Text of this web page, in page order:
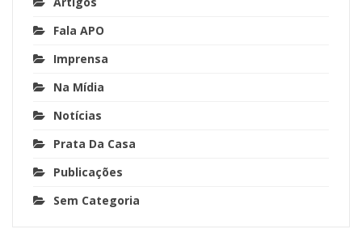
Fala APO
Imprensa
Na Mídia
Notícias
Prata Da Casa
Publicações
Sem Categoria